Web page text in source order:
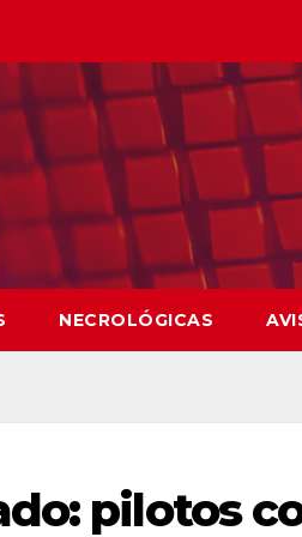
NECROLÓGICAS
pilotos